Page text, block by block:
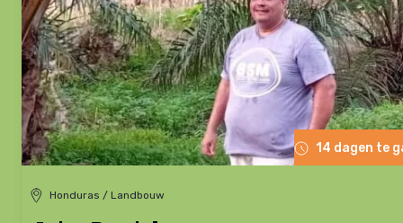
14 dagen te
Honduras / Landbouw